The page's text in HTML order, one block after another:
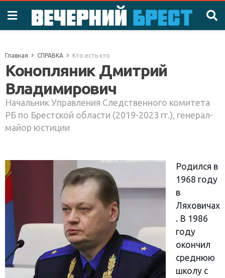
Главная СПРАВКА Кто есть кто
Конопляник Дмитрий
Владимирович
Начальник Управления Следственного комитета
РБ по Брестской области (2019-2023 гг.), генерал-
майор юстиции
Родился в
1968 году
в
Ляховичах
. В 1986
году
окончил
среднюю
школу с